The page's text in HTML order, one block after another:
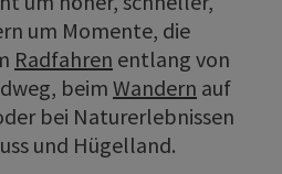
um Momente, die
Radfahren entlang von
beim Wandern auf
bei Naturerlebnissen
und Hügelland.